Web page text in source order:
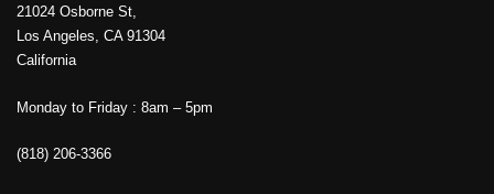
21024 Osborne St,
Los Angeles, CA 91304
California
Monday to Friday : 8am – 5pm
(818) 206-3366